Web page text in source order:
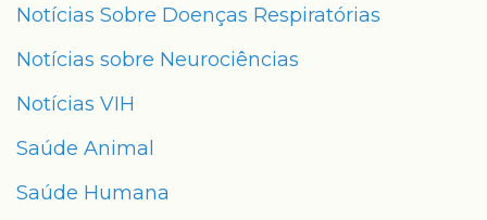
Notícias Sobre Doenças Respiratórias
Notícias sobre Neurociências
Notícias VIH
Saúde Animal
Saúde Humana